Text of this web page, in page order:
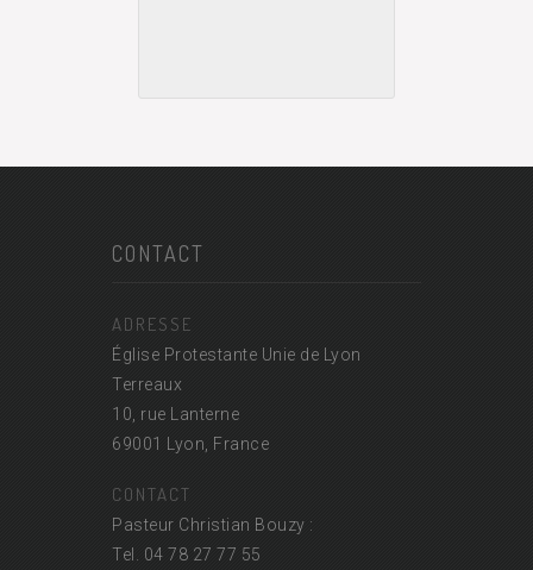
CONTACT
ADRESSE
Église Protestante Unie de Lyon
Terreaux
10, rue Lanterne
69001 Lyon, France
CONTACT
Pasteur Christian Bouzy :
Tel. 04 78 27 77 55